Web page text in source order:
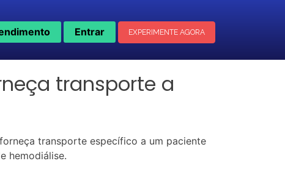
Entrar EXPERIMENTE AGORA
transporte a
forneça transporte específico a um paciente
hemodiálise.